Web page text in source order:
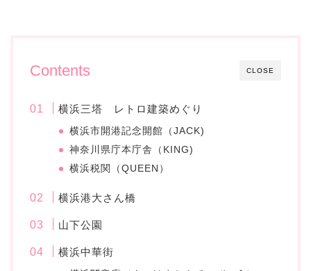
CLOSE
Contents
横浜三塔 レトロ建築めぐり
横浜市開港記念開館（JACK)
神奈川県庁本庁舎（KING)
横浜税関（QUEEN）
横浜港大さん橋
山下公園
横浜中華街